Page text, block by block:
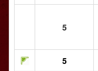
5
5